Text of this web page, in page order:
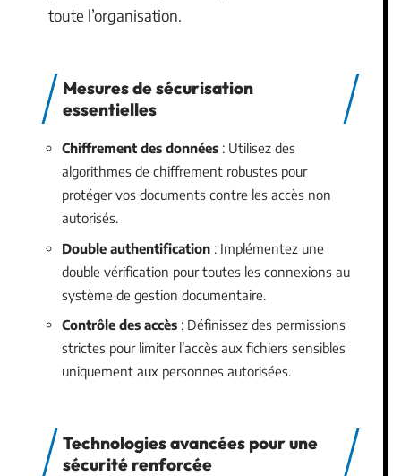
toute l’organisation.
Mesures de sécurisation
essentielles
Chiffrement des données : Utilisez des
algorithmes de chiffrement robustes pour
protéger vos documents contre les accès non
autorisés.
Double authentification : Implémentez une
double vérification pour toutes les connexions au
système de gestion documentaire.
Contrôle des accès : Définissez des permissions
strictes pour limiter l’accès aux fichiers sensibles
uniquement aux personnes autorisées.
Technologies avancées pour une
sécurité renforcée